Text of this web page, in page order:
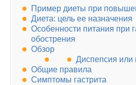
Пример диеты при
Диета: цель ее назначения
Особенности питания при
обострения
Обзор
Диспепсия или
Общие правила
Симптомы гастрита